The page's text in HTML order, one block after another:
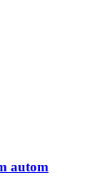
autom